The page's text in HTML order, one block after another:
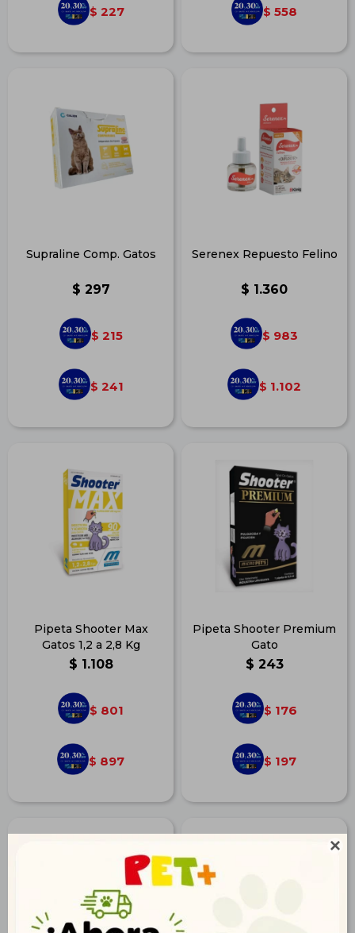

$ 227 $ 558
Supraline Comp. Gatos
$ 297
$ 215
$ 241
Serenex Repuesto Felino
$ 1.360
$ 983
$ 1.102
Pipeta Shooter Max
Gatos 1,2 a 2,8 Kg
$ 1.108
$ 801
$ 897
Pipeta Shooter Premium
Gato
$ 243
$ 176
$ 197